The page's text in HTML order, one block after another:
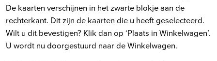
De kaarten verschijnen in het zwarte blokje aan de
rechterkant. Dit zijn de kaarten die u heeft geselecteerd.
Wilt u dit bevestigen? Klik dan op ‘Plaats in Winkelwagen’.
U wordt nu doorgestuurd naar de Winkelwagen.